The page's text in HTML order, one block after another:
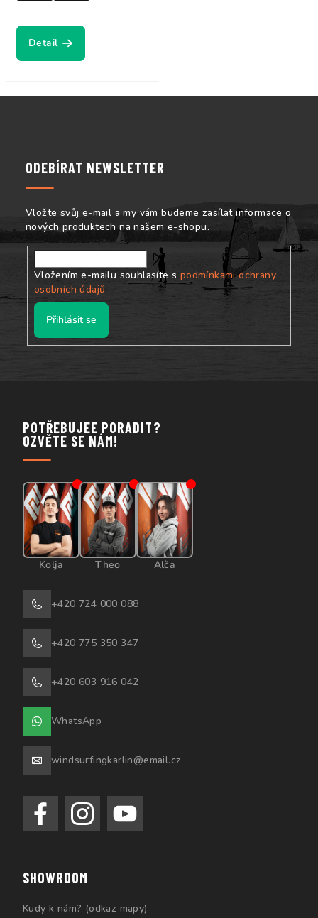
Detail
ODEBÍRAT NEWSLETTER
Vložte svůj e-mail a my vám budeme zasílat informace o
nových produktech na našem e-shopu.
Vložením e-mailu souhlasíte s podmínkami ochrany
osobních údajů
Přihlásit se
POTŘEBUJEE PORADIT?
OZVĚTE SE NÁM!
Kolja Theo Alča
+420 724 000 088
+420 775 350 347
+420 603 916 042
WhatsApp
windsurfingkarlin@email.cz
SHOWROOM
Kudy k nám? (odkaz mapy)